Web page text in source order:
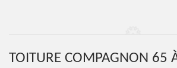
TOITURE COMPAGNON 65